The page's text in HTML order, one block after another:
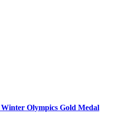
Olympics Gold Medal